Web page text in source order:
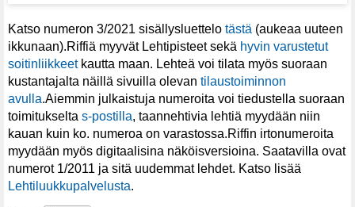
Katso numeron 3/2021 sisällysluettelo tästä (aukeaa uuteen
ikkunaan).Riffiä myyvät Lehtipisteet sekä hyvin varustetut
soitinliikkeetkautta maan. Lehteä voi tilata myös suoraan
kustantajalta näillä sivuilla olevan tilaustoiminnon
avulla.Aiemmin julkaistuja numeroita voi tiedustella suoraan
toimitukselta s-postilla, taannehtivia lehtiä myydään niin
kauan kuin ko. numeroa on varastossa.Riffin irtonumeroita
myydään myös digitaalisina näköisversioina. Saatavilla ovat
numerot 1/2011 ja sitä uudemmat lehdet. Katso lisää
Lehtiluukkupalvelusta.